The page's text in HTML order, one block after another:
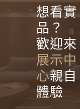
想看實
品？
歡迎來
展示中
心親自
體驗